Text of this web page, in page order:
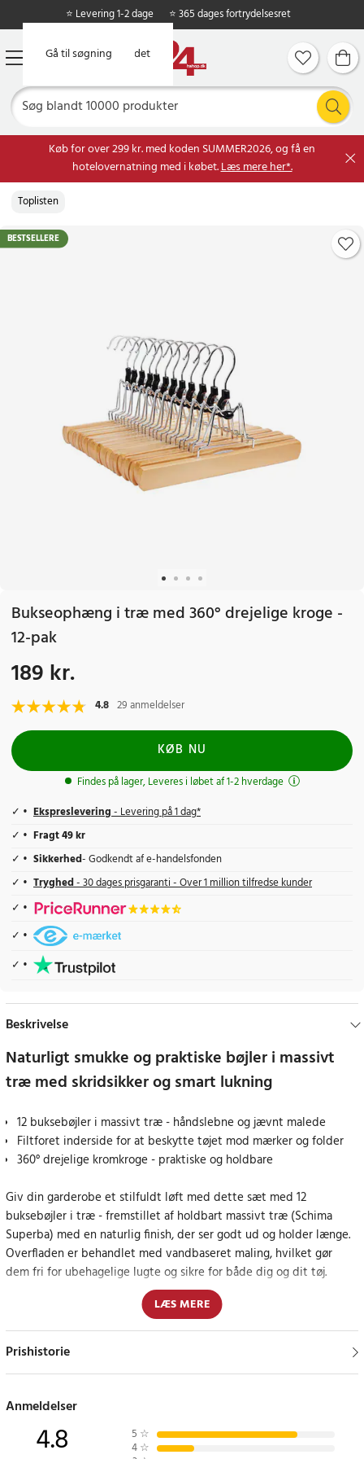
Gå til hovedindholdet
Gå til søgning
⭐ Levering 1-2 dage ⭐ 365 dages fortrydelsesret
Køb for over 299 kr. med koden SUMMER2026, og få en
hotelovernatning med i købet.Læs mere her*.
Toplisten
BESTSELLERE
Bukseophæng i træ med 360° drejelige kroge -
12-pak
Pris:189 kr.
189 kr.
4.8 29 anmeldelser
KØB NU
Findes på lager, Leveres i løbet af 1-2 hverdage
Ekspreslevering- Levering på 1 dag*
Fragt 49 kr
Sikkerhed- Godkendt af e-handelsfonden
Tryghed- 30 dages prisgaranti - Over 1 million tilfredse kunder
Beskrivelse
Naturligt smukke og praktiske bøjler i massivt
træ med skridsikker og smart lukning
12 buksebøjler i massivt træ - håndslebne og jævnt malede
Filtforet inderside for at beskytte tøjet mod mærker og folder
360° drejelige kromkroge - praktiske og holdbare
Giv din garderobe et stilfuldt løft med dette sæt med 12
buksebøjler i træ - fremstillet af holdbart massivt træ (Schima
Superba) med en naturlig finish, der ser godt ud og holder længe.
Overfladen er behandlet med vandbaseret maling, hvilket gør
dem fri for ubehagelige lugte og sikre for både dig og dit tøj.
Hver bøjle har et filtfor indvendigt, som beskytter stoffet mod
trykmærker og hjælper med at holde bukser og nederdele glatte
og pæne. Det smarte klemmedesign gør det nemt at åbne og lukke
De blanke, forkromede metalkroge kan drejes 360°, hvilket gør det
forskellige behov for ophængning.
LÆS MERE
Prishistorie
Anmeldelser
4.8 5 ☆
4 ☆